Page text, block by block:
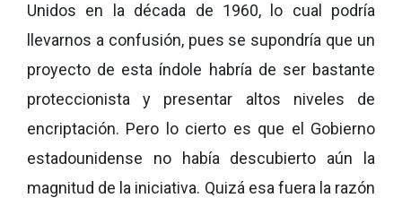
Unidos en la década de 1960, lo cual podría
llevarnos a confusión, pues se supondría que un
proyecto de esta índole habría de ser bastante
proteccionista y presentar altos niveles de
encriptación. Pero lo cierto es que el Gobierno
estadounidense no había descubierto aún la
magnitud de la iniciativa. Quizá esa fuera la razón